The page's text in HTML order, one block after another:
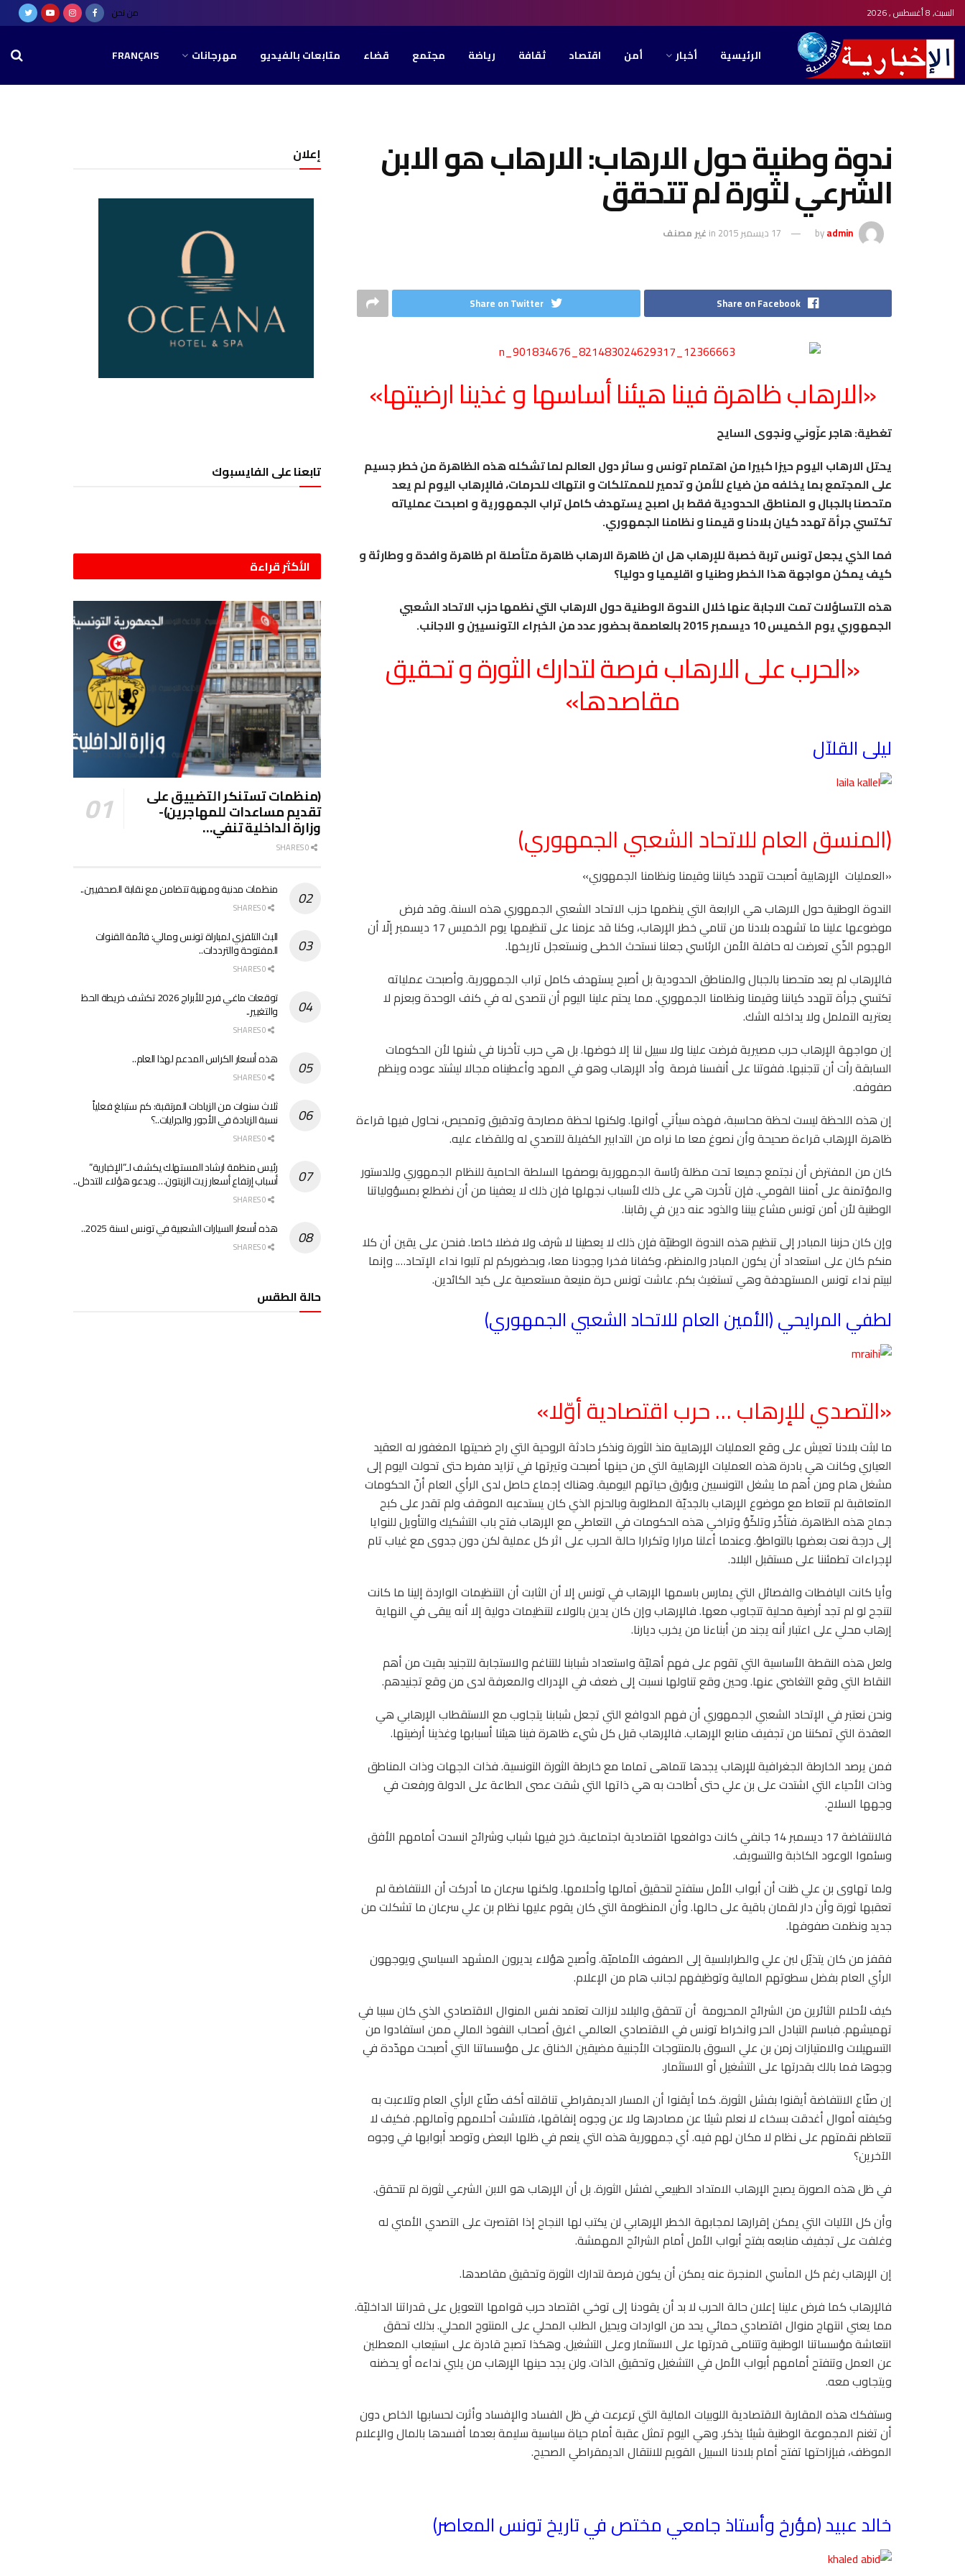
السبت, 8 أغسطس , 2026 من نحن
الرئيسية أخبار أمن اقتصاد ثقافة رياضة مجتمع قضاء متابعات بالفيديو مهرجانات FRANÇAIS
ندوة وطنية حول الارهاب: الارهاب هو الابن
الشرعي لثورة لم تتحقق
byadmin 17 ديسمبر 2015 in غير مصنف
Share on Facebook
Share on Twitter
«الارهاب ظاهرة فينا هيئنا أساسها و غذينا ارضيتها»
تغطية: هاجر عزّوني ونجوى السايح
يحتل الارهاب اليوم حيزا كبيرا من اهتمام تونس و سائر دول العالم لما تشكله هذه الظاهرة من خطر جسيم
على المجتمع بما يخلفه من ضياع للأمن و تدمير للممتلكات و انتهاك للحرمات، فالإرهاب اليوم لم يعد
متحصنا بالجبال و المناطق الحدودية فقط بل اصبح يستهدف كامل تراب الجمهورية و اصبحت عملياته
تكتسي جرأة تهدد كيان بلادنا و قيمنا و نظامنا الجمهوري.
فما الذي يجعل تونس تربة خصبة للإرهاب هل ان ظاهرة الارهاب ظاهرة متأصلة ام ظاهرة وافدة و وطارئة و
كيف يمكن مواجهة هذا الخطر وطنيا و اقليميا و دوليا؟
هذه التساؤلات تمت الاجابة عنها خلال الندوة الوطنية حول الارهاب التي نظمها حزب الاتحاد الشعبي
الجمهوري يوم الخميس 10 ديسمبر 2015 بالعاصمة بحضور عدد من الخبراء التونسيين و الاجانب.
«الحرب على الارهاب فرصة لتدارك الثورة و تحقيق
مقاصدها»
ليلى القلاّل
(المنسق العام للاتحاد الشعبي الجمهوري)
«العمليات الإرهابية أصبحت تتهدد كياننا وقيمنا ونظامنا الجمهوري»
الندوة الوطنية حول الارهاب هي الرابعة التي ينظمها حزب الاتحاد الشعبي الجمهوري هذه السنة. وقد فرض
موضوعها علينا ما تشهده بلادنا من تنامي خطر الإرهاب، وكنا قد عزمنا على تنظيمها يوم الخميس 17 ديسمبر إلّا أن
الهجوم الذّي تعرضت له حافلة الأمن الرئاسي جعلنا نستحث الخطى ونستعجل تاريخها.
فالإرهاب لم يعد متحصنا بالجبال والمناطق الحدودية بل أصبح يستهدف كامل تراب الجمهورية. وأصبحت عملياته
تكتسي جرأة تتهدد كياننا وقيمنا ونظامنا الجمهوري. مما يحتم علينا اليوم أن نتصدى له في كنف الوحدة وبعزم لا
يعتريه التململ ولا يداخله الشك.
إن مواجهة الإرهاب حرب مصيرية فرضت علينا ولا سبيل لنا إلا خوضها. بل هي حرب تأخرنا في شنها لأن الحكومات
السابقة رأت أن تتجنبها. ففوتنا على أنفسنا فرصة وأد الإرهاب وهو في المهد وأعطيناه مجالا ليشتد عوده وينظم
صفوفه.
إن هذه اللحظة ليست لحظة محاسبة، فهذه سيأتي أوانها. ولكنها لحظة مصارحة وتدقيق وتمحيص، نحاول فيها قراءة
ظاهرة الإرهاب قراءة صحيحة وأن نصوغ معا ما نراه من التدابير الكفيلة للتصدي له وللقضاء عليه.
كان من المفترض أن نجتمع جميعا تحت مظلة رئاسة الجمهورية بوصفها السلطة الحامية للنظام الجمهوري وللدستور
والمؤتمنة على أمننا القومي. فإن تأخرت هي على ذلك لأسباب نجهلها فإن ذلك لا يعفينا من أن نضطلع بمسؤولياتنا
الوطنية لأن أمن تونس مشاع بيننا والذود عنه دين في رقابنا.
وإن كان حزبنا المبادر إلى تنظيم هذه الندوة الوطنيّة فإن ذلك لا يعطينا لا شرف ولا فضلا خاصا. فنحن على يقين أن كلا
منكم كان على استعداد أن يكون المبادر والمنظم، وكفانا فخرا وجودنا معا، وبحضوركم لم تلبوا نداء الإتحاد…. وإنما
لبيتم نداء تونس المستهدفة وهي تستغيث بكم. عاشت تونس حرة منيعة مستعصية على كيد الكائدين.
لطفي المرايحي (الأمين العام للاتحاد الشعبي الجمهوري)
«التصدي للإرهاب … حرب اقتصادية أوّلا»
ما لبثت بلادنا تعيش على وقع العمليات الإرهابية منذ الثورة ونذكر حادثة الروحية التي راح ضحيتها المغفور له العقيد
العياري وكانت هي بادرة هذه العمليات الإرهابية التي من حينها أصبحت وتيرتها في تزايد مفرط حتى تحولت اليوم إلى
مشغل هام ومن أهم ما يشغل التونسيين ويؤرق حياتهم اليومية. وهناك إجماع حاصل لدى الرأي العام أنّ الحكومات
المتعاقبة لم تتعاط مع موضوع الإرهاب بالجديّة المطلوبة وبالحزم الذي كان يستدعيه الموقف ولم تقدر على كبح
جماح هذه الظاهرة. فتأخّر وتلكّؤ وتراخي هذه الحكومات في التعاطي مع الإرهاب فتح باب التشكيك والتأويل للنوايا
إلى درجة نعت بعضها بالتواطؤ. وعندما أعلنا مرارا وتكرارا حالة الحرب على اثر كل عملية لكن دون جدوى مع غياب تام
لإجراءات تطمئننا على مستقبل البلاد.
وأيا كانت اليافطات والفصائل التي يمارس باسمها الإرهاب في تونس إلا أن الثابت أن التنظيمات الواردة إلينا ما كانت
لتنجح لو لم تجد أرضية محلية تتجاوب معها. فالإرهاب وإن كان يدين بالولاء لتنظيمات دولية إلا أنه يبقى في النهاية
إرهاب محلي على اعتبار أنه يجند من أبناءنا من يخرب ديارنا.
ولعل هذه النقطة الأساسية التي تقوم على فهم أهليّة واستعداد شبابنا للتناغم والاستجابة للتجنيد بقيت من أهم
النقاط التي وقع التغاضي عنها. وحين وقع تناولها نسبت إلى ضعف في الإدراك والمعرفة لدى من وقع تجنيدهم.
ونحن نعتبر في الإتحاد الشعبي الجمهوري أن فهم الدوافع التي تجعل شبابنا يتجاوب مع الاستقطاب الإرهابي هي
العقدة التي تمكننا من تجفيف منابع الإرهاب. فالإرهاب قبل كل شيء ظاهرة فينا هيئنا أسبابها وغذينا أرضيتها.
فمن يرصد الخارطة الجغرافية للإرهاب يجدها تتماهى تماما مع خارطة الثورة التونسية. فذات الجهات وذات المناطق
وذات الأحياء التي اشتدت على بن علي حتى أطاحت به هي ذاتها التي شقت عصى الطاعة على الدولة ورفعت في
وجهها السلاح.
فالانتفاضة 17 ديسمبر 14 جانفي كانت دوافعها اقتصادية اجتماعية. خرج فيها شباب وشرائح انسدت أمامهم الأفق
وسئموا الوعود الكاذبة والتسويف.
ولما تهاوى بن علي ظنت أن أبواب الأمل ستفتح لتحقيق آمالها وأحلامها. ولكنها سرعان ما أدركت أن الانتفاضة لم
تعقبها ثورة وأن دار لقمان باقية على حالها. وأن المنظومة التي كان يقوم عليها نظام بن علي سرعان ما تشكلت من
جديد ونظمت صفوفها.
فقفز من كان يتذيّل لبن علي والطرابلسية إلى الصفوف الأماميّة. وأصبح هؤلاء يديرون المشهد السياسي ويوجهون
الرأي العام بفضل سطوتهم المالية وتوظيفهم لجانب هام من الإعلام.
كيف لأحلام الثائرين من الشرائح المحرومة أن تتحقق والبلاد لازالت تعتمد نفس المنوال الاقتصادي الذي كان سببا في
تهميشهم. فباسم التبادل الحر وانخراط تونس في الاقتصادي العالمي اغرق أصحاب النفوذ المالي ممن استفادوا من
التسهيلات والامتيازات زمن بن علي السوق بالمنتوجات الأجنبية مضيقين الخناق على مؤسساتنا التي أصبحت مهدّدة في
وجوها فما بالك بقدرتها على التشغيل أو الاستثمار.
إن صنّاع الانتفاضة أيقنوا بفشل الثورة. كما أيقنوا أن المسار الديمقراطي تناقلته أكف صنّاع الرأي العام وتلاعبت به
وكيفته أموال أغدقت بسخاء لا نعلم شيئا عن مصادرها ولا عن وجوه إنفاقها، فتلاشت أحلامهم وآمالهم. فكيف لا
تتعاظم نقمتهم على نظام لا مكان لهم فيه. أي جمهورية هذه التي ينعم في ظلها البعض وتوصد أبوابها في وجوه
الآخرين؟
في ظل هذه الصورة يصبح الإرهاب الامتداد الطبيعي لفشل الثورة. بل أن الإرهاب هو الابن الشرعي لثورة لم تتحقق.
وأن كل الآليات التي يمكن إقرارها لمجابهة الخطر الإرهابي لن يكتب لها النجاح إذا اقتصرت على التصدي الأمني له
وغلفت على تجفيف منابعه بفتح أبواب الأمل أمام الشرائح المهمشة.
إن الإرهاب رغم كل المآسي المنجرة عنه يمكن أن يكون فرصة لتدارك الثورة وتحقيق مقاصدها.
فالإرهاب كما فرض علينا إعلان حالة الحرب لا بد أن يقودنا إلى توخي اقتصاد حرب قوامها التعويل على قدراتنا الداخليّة.
مما يعني انتهاج منوال اقتصادي حمائي يحد من الواردات ويحيل الطلب المحلي على المنتوج المحلي. بذلك تحقق
انتعاشة مؤسساتنا الوطنية وتتنامى قدرتها على الاستثمار وعلى التشغيل. وهكذا تصبح قادرة على استيعاب المعطلين
عن العمل وتنفتح أمامهم أبواب الأمل في التشغيل وتحقيق الذات. ولن يجد حينها الإرهاب من يلبي نداءه أو يحضنه
ويتجاوب معه.
وستفكك هذه المقاربة الاقتصادية اللوبيات المالية التي ترعرعت في ظل الفساد والإفساد وأثرت لحسابها الخاص دون
أن تغنم المجموعة الوطنية شيئا يذكر. وهي اليوم تمثل عقبة أمام حياة سياسية سليمة بعدما أفسدها بالمال والإعلام
الموظف، فبإزاحتها تفتح أمام بلادنا السبيل القويم للانتقال الديمقراطي الصحيح.
خالد عبيد (مؤرخ وأستاذ جامعي مختص في تاريخ تونس المعاصر)
إعلان
تابعنا على الفايسبوك
الأكثر قراءة
(منظمات تستنكر التضييق على
تقديم مساعدات للمهاجرين)-
وزارة الداخلية تنفي…
منظمات مدنية ومهنية تتضامن مع نقابة الصحفيين..
البث التلفزي لمباراة تونس ومالي: قائمة القنوات
المفتوحة والترددات..
توقعات ماغي فرح للأبراج 2026 تكشف خريطة الحظ
والتغيير..
هذه أسعار الكراس المدعم لهذا العام..
ثلاث سنوات من الزيادات المرتقبة: كم ستبلغ فعلياً
نسبة الزيادة في الأجور والجرايات..؟
رئيس منظمة ارشاد المستهلك يكشف لـ”الإخبارية”
أسباب إرتفاع أسعار زيت الزيتون… ويدعو هؤلاء للتدخل..
هذه أسعار السيارات الشعبية في تونس لسنة 2025..
حالة الطقس